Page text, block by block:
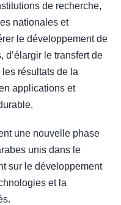
de recherche,
nationales et
le développement de
le transfert de
résultats de la
applications et
une nouvelle phase
unis dans le
sur le développement
et la